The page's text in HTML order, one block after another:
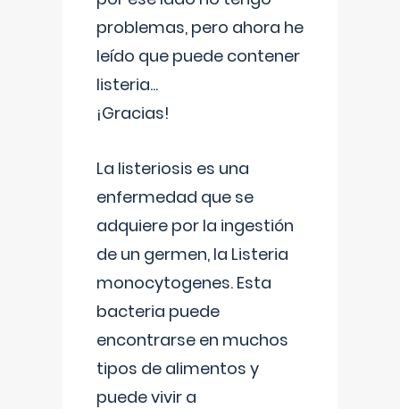
problemas, pero ahora he
leído que puede contener
listeria...
¡Gracias!
La listeriosis es una
enfermedad que se
adquiere por la ingestión
de un germen, la Listeria
monocytogenes. Esta
bacteria puede
encontrarse en muchos
tipos de alimentos y
puede vivir a